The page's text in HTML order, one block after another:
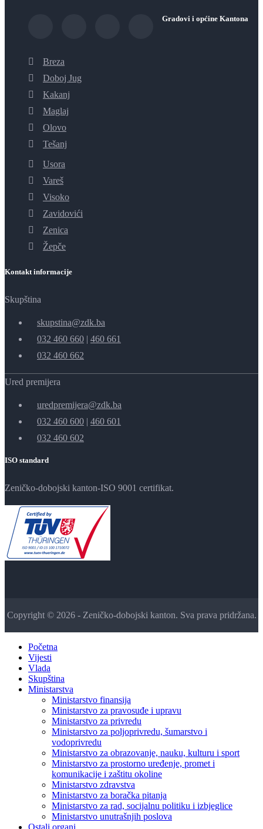
Gradovi i općine Kantona
Breza
Doboj Jug
Kakanj
Maglaj
Olovo
Tešanj
Usora
Vareš
Visoko
Zavidovići
Zenica
Žepče
Kontakt informacije
Skupština
skupstina@zdk.ba
032 460 660 | 460 661
032 460 662
Ured premijera
uredpremijera@zdk.ba
032 460 600 | 460 601
032 460 602
ISO standard
Zeničko-dobojski kanton-ISO 9001 certifikat.
Copyright © 2026 - Zeničko-dobojski kanton. Sva prava pridržana.
Početna
Vijesti
Vlada
Skupština
Ministarstva
Ministarstvo finansija
Ministarstvo za pravosuđe i upravu
Ministarstvo za privredu
Ministarstvo za poljoprivredu, šumarstvo i
vodoprivredu
Ministarstvo za obrazovanje, nauku, kulturu i sport
Ministarstvo za prostorno uređenje, promet i
komunikacije i zaštitu okoline
Ministarstvo zdravstva
Ministarstvo za boračka pitanja
Ministarstvo za rad, socijalnu politiku i izbjeglice
Ministarstvo unutrašnjih poslova